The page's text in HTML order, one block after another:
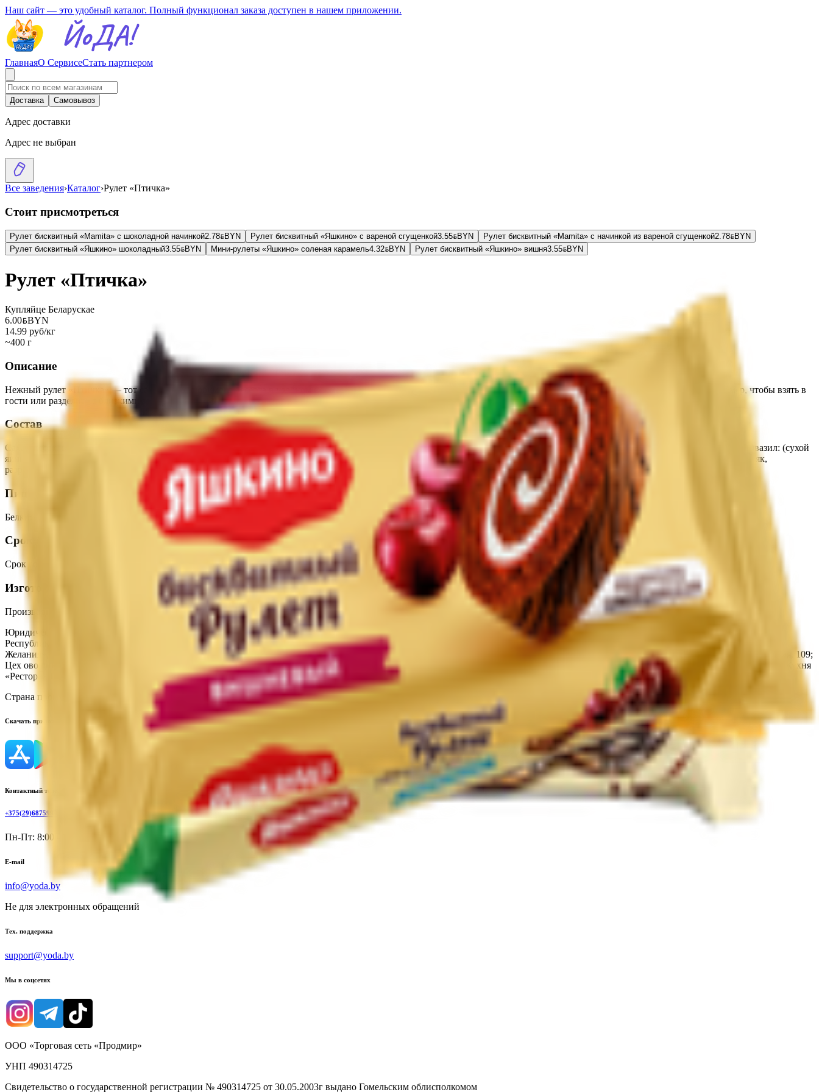
Наш сайт — это удобный каталог. Полный функционал заказа доступен в нашем приложении.
ГлавнаяО СервисеСтать партнером
Доставка Самовывоз
Адрес доставки
Адрес не выбран
Все заведения›Каталог›Рулет «Птичка»
Стоит присмотреться
Рулет бисквитный «Mamita» с шоколадной начинкой2.78BYNBYN Рулет бисквитный «Яшкино» с вареной сгущенкой3.55BYNBYN Рулет бисквитный «Mamita» с начинкой из вареной сгущенкой2.78BYNBYN
Рулет бисквитный «Яшкино» шоколадный3.55BYNBYN Мини-рулеты «Яшкино» соленая карамель4.32BYNBYN Рулет бисквитный «Яшкино» вишня3.55BYNBYN
Рулет «Птичка»
Купляйце Беларускае
6.00BYNBYN
14.99 руб/кг
~400 г
Описание
Нежный рулет «Птичка» — тот самый вкус любимого десерта в удобном формате! Он тает во рту, в меру сладкий и идеально дополняет чашку кофе или чая. Идеальный размер, чтобы взять в
гости или разделить с близкими за ужином. Побалуйте себя кусочком нежного удовольствия!
Состав
Сахар-песок, вода питьевая, яйцо куриное, мука в/с пшеничная, масло сливочное 62,5%, молоко сгущенное цельное: (молоко нормализованное, сахар-песок)смесь кондитерская Овазил: (сухой
яичный белок, сахар, загустители, регулятор кислотности), соль, агар-агар Е 406, пудра сахарная, комплексная пищевая добавка «Сиболет» (вода, эмульгаторы, ароматизатор, коньяк,
разрыхлитель для теста «Линденер»: (пшеничный крахмал, разрыхлитель, регулятор кислотности), соль йодированная, кислота лимонная.
Пищевая ценность на 100г
Белки Жиры 59.0Калории:290
Срок годности
Срок годности
Изготовитель
Производитель:
ООО «Торговая сеть «Продмир»
Юридический адрес:
Кондитерский цех «Три желания», 247210, Республика Беларусь, г. Жлобин, ул. Шоссейная, 109; Доготовочный кондитерский цех «Мир продуктов №4» 247210,
Республика Беларусь, ул. К.Маркса, 2г; Цех мясных полуфабрикатов ТРЦ «3 Желания» Республика Беларусь, Гомельская обл., г. Жлобин, ул. Шоссейная, 109; Кондитерский цех ТРЦ «3
Желания», 247210, Республика Беларусь. Гомельская обл., г. Жлобин, ул. Шоссейная, 109; Кухня кафе-бистро «3 минуты», Республика Беларусь, Гомельская обл., г. Жлобин, ул. Шоссейная, 109;
Цех овощных полуфабрикатов, Республика Беларусь, Гомельская обл., г. Жлобин, ул. Шоссейная, 109; Кухня «Кафе ХЗ», Республика Беларусь, Гомельская обл., г. Жлобин, мкр.18, д. 6А; Кухня
«Ресторан R&B Crash», Республика Беларусь, Гомельская обл., г. Жлобин, ул. Шоссейная, 109А
Страна производства:
Республика Беларусь
Скачать приложение
Контактный телефон
+375(29)6875999
Пн-Пт: 8:00 - 17:00
E-mail
info@yoda.by
Не для электронных обращений
Тех. поддержка
support@yoda.by
Мы в соцсетях
ООО «Торговая сеть «Продмир»
УНП 490314725
Свидетельство о государственной регистрации № 490314725 от 30.05.2003г выдано Гомельским облисполкомом